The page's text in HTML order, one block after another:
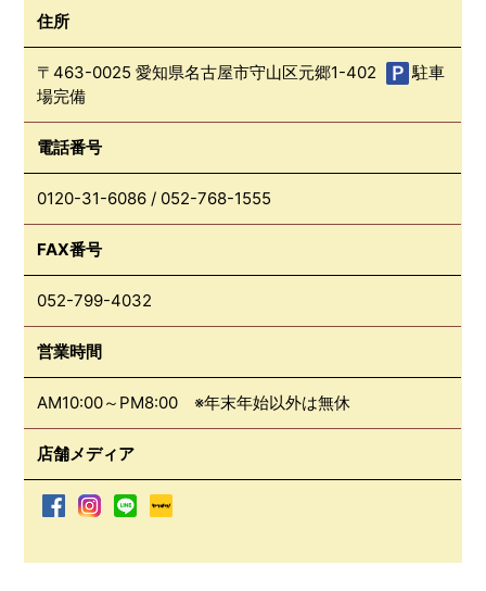
住所
〒463-0025 愛知県名古屋市守山区元郷1-402
駐車
場完備
電話番号
0120-31-6086 / 052-768-1555
FAX番号
052-799-4032
営業時間
AM10:00～PM8:00 ※年末年始以外は無休
店舗メディア